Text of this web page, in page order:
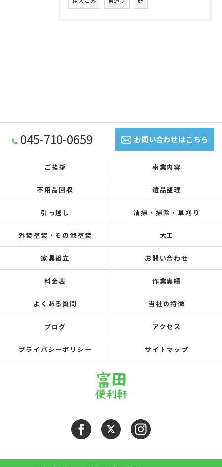
045-710-0659 お問い合わせはこちら
ご挨拶 事業内容
不用品回収 遺品整理
引っ越し 清掃・掃除・草刈り
外装塗装・その他塗装 大工
家具組立 お問い合わせ
料金表 作業実績
よくある質問 当社の特徴
ブログ アクセス
プライバシーポリシー サイトマップ